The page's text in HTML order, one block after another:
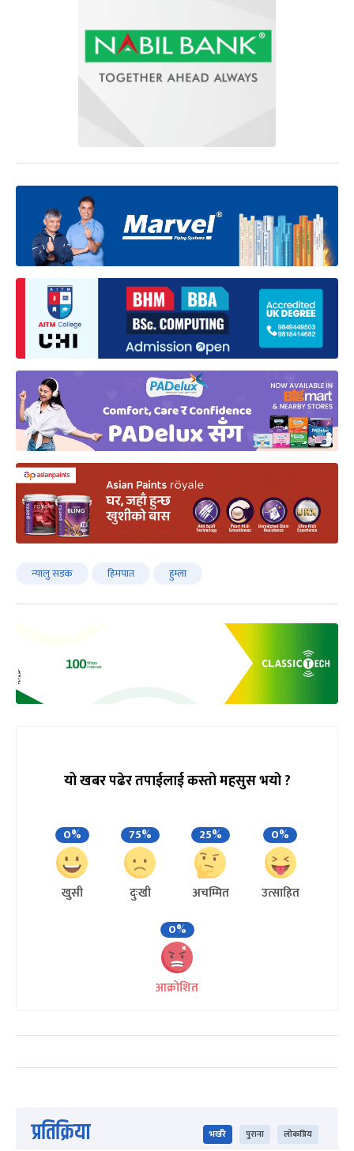
न्यालु सडक हिमपात हुम्ला
यो खबर पढेर तपाईलाई कस्तो महसुस भयो ?
0%
खुसी
75%
दुःखी
25%
अचम्मित
0%
उत्साहित
0%
आक्रोशित
प्रतिक्रिया भर्खरै पुराना लोकप्रिय